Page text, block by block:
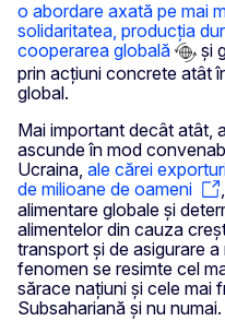
o abordare axată pe mai
solidaritatea, producția
cooperarea globală
și
prin acțiuni concrete atât
global.
Mai important decât atât,
ascunde în mod
Ucraina, ale cărei
de milioane de oameni
alimentare globale și
alimentelor din cauza
transport și de asigurare
fenomen se resimte cel
sărace națiuni și cele mai
Subsahariană și nu numai.